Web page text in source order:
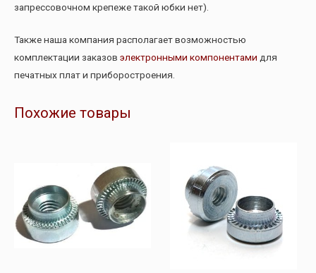
запрессовочном крепеже такой юбки нет).
Также наша компания располагает возможностью
комплектации заказов электронными компонентами для
печатных плат и приборостроения.
Похожие товары